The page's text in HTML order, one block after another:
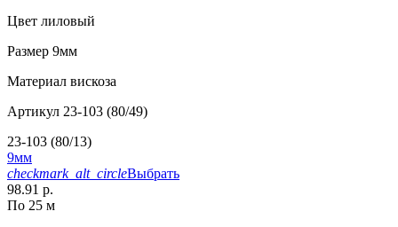
Цвет лиловый
Размер 9мм
Материал вискоза
Артикул 23-103 (80/49)
23-103 (80/13)
9мм
checkmark_alt_circleВыбрать
98.91 р.
По 25 м